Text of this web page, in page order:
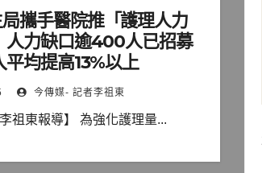
攜手醫院推「護理人力
人力缺口逾400人已招募
平均提高13%以上
今傳媒- 記者李祖東
祖東報導】 為強化護理量...